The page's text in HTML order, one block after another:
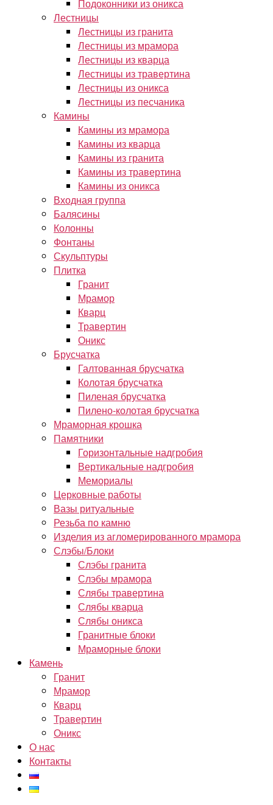
Подоконники из оникса
Лестницы
Лестницы из гранита
Лестницы из мрамора
Лестницы из кварца
Лестницы из травертина
Лестницы из оникса
Лестницы из песчаника
Камины
Камины из мрамора
Камины из кварца
Камины из гранита
Камины из травертина
Камины из оникса
Входная группа
Балясины
Колонны
Фонтаны
Скульптуры
Плитка
Гранит
Мрамор
Кварц
Травертин
Оникс
Брусчатка
Галтованная брусчатка
Колотая брусчатка
Пиленая брусчатка
Пилено-колотая брусчатка
Мраморная крошка
Памятники
Горизонтальные надгробия
Вертикальные надгробия
Мемориалы
Церковные работы
Вазы ритуальные
Резьба по камню
Изделия из агломерированного мрамора
Слэбы/Блоки
Слэбы гранита
Слэбы мрамора
Слябы травертина
Слябы кварца
Слябы оникса
Гранитные блоки
Мраморные блоки
Камень
Гранит
Мрамор
Кварц
Травертин
Оникс
О нас
Контакты